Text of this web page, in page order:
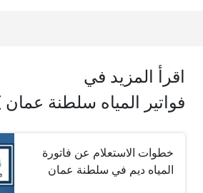
اقرأ المزيد في
فواتير المياه سلطنة عمان
خطوات الاستعلام عن فاتورة
المياه ديم في سلطنة عمان